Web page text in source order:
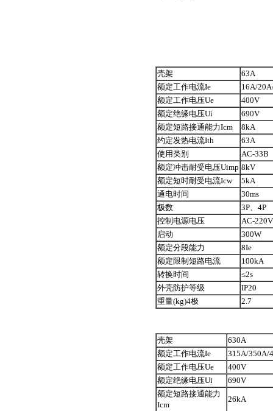
壳架
63A
额定工作电流Ie
16A/
额定工作电压Ue
400V
额定绝缘电压Ui
690V
额定短路接通能力Icm
8kA
约定发热电流Ith
63A
使用类别
AC-33B
额定冲击耐受电压Uimp 8kV
额定短时耐受电流Icw
5kA
通电时间
30ms
极数
3P、4P
控制电源电压
AC-220V
启动
300W
额定分段能力
8Ie
额定限制短路电流
100kA
转换时间
≤2s
外壳防护等级
IP20
重量(kg)4极
2.7
壳架
630A
额定工作电流Ie
315A/350A/
额定工作电压Ue
400V
额定绝缘电压Ui
690V
额定短路接通能力
Icm
26kA